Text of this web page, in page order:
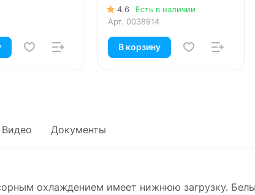
4.6
Есть в наличии
Арт. 0038914
В корзину
Видео Документы
охлаждением имеет нижнюю загрузку.